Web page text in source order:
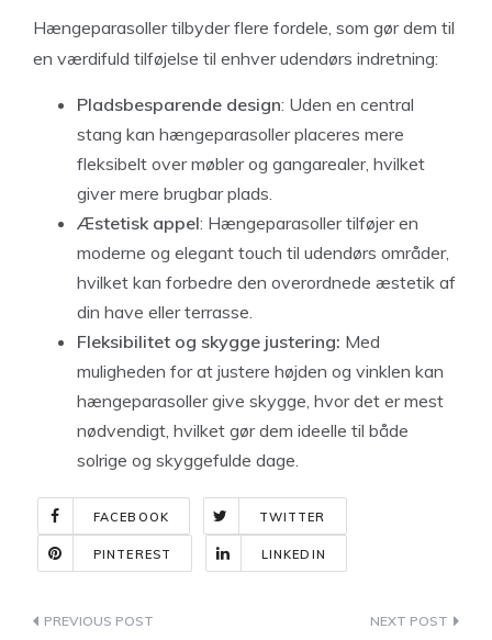
Hængeparasoller tilbyder flere fordele, som gør dem til
en værdifuld tilføjelse til enhver udendørs indretning:
Pladsbesparende design: Uden en central
stang kan hængeparasoller placeres mere
fleksibelt over møbler og gangarealer, hvilket
giver mere brugbar plads.
Æstetisk appel: Hængeparasoller tilføjer en
moderne og elegant touch til udendørs områder,
hvilket kan forbedre den overordnede æstetik af
din have eller terrasse.
Fleksibilitet og skygge justering: Med
muligheden for at justere højden og vinklen kan
hængeparasoller give skygge, hvor det er mest
nødvendigt, hvilket gør dem ideelle til både
solrige og skyggefulde dage.
FACEBOOK TWITTER
PINTEREST LINKEDIN
Indlægsnavigation